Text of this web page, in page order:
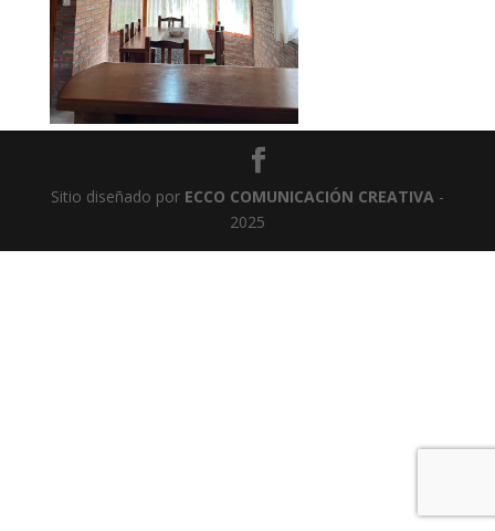
Sitio diseñado por ECCO COMUNICACIÓN CREATIVA-
2025